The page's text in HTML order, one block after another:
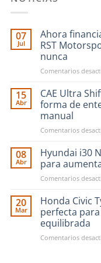
07
Jul
Ahora
RST
nunca
Comentarios
15
Abr
CAE Ultra
forma de
manual
Comentarios
08
Abr
Hyundai i30
para
Comentarios
20
Mar
Honda Civic
perfecta
equilibrada
Comentarios